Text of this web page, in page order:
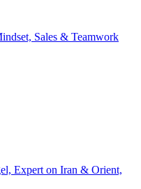
Sales & Teamwork
Expert on Iran & Orient,